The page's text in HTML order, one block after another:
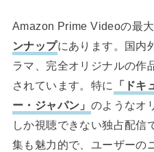
Amazon Prime Videoの最大
ンナップにあります。国内
ラマ、完全オリジナルの作
されています。特に
「ドキ
ー・ジャパン」 のようなオ
しか視聴できない独占配信
集も魅力的で、ユーザーの